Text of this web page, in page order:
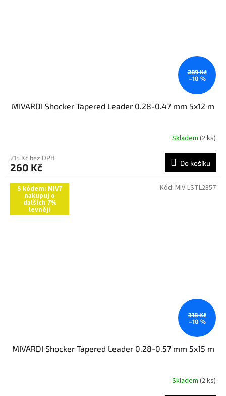
289 Kč
–10 %
MIVARDI Shocker Tapered Leader 0.28-0.47 mm 5x12 m
Skladem (2 ks)
215 Kč bez DPH
260 Kč Do košíku
S kódem: MIV7
nakupuj o
dalších 7%
levněji
318 Kč
–10 %
MIVARDI Shocker Tapered Leader 0.28-0.57 mm 5x15 m
Skladem (2 ks)
Kód: MIV-LSTL2857